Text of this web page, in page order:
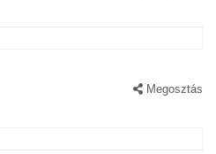
Megosztás